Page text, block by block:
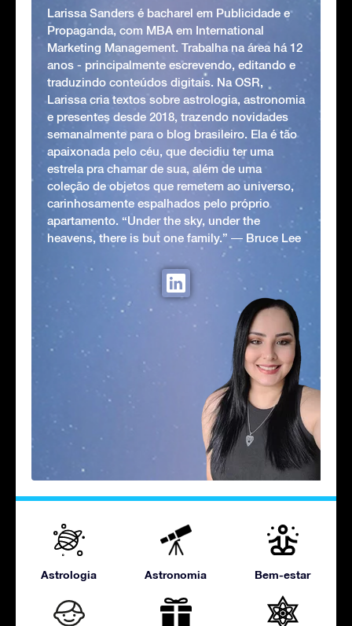
Larissa Sanders é bacharel em Publicidade e
Propaganda, com MBA em International
Marketing Management. Trabalha na área há 12
anos - principalmente escrevendo, editando e
traduzindo conteúdos digitais. Na OSR,
Larissa cria textos sobre astrologia, astronomia
e presentes desde 2018, trazendo novidades
semanalmente para o blog brasileiro. Ela é tão
apaixonada pelo céu, que decidiu ter uma
estrela pra chamar de sua, além de uma
coleção de objetos que remetem ao universo,
carinhosamente espalhados pelo próprio
apartamento. “Under the sky, under the
heavens, there is but one family.” ― Bruce Lee
Astrologia Astronomia Bem-estar